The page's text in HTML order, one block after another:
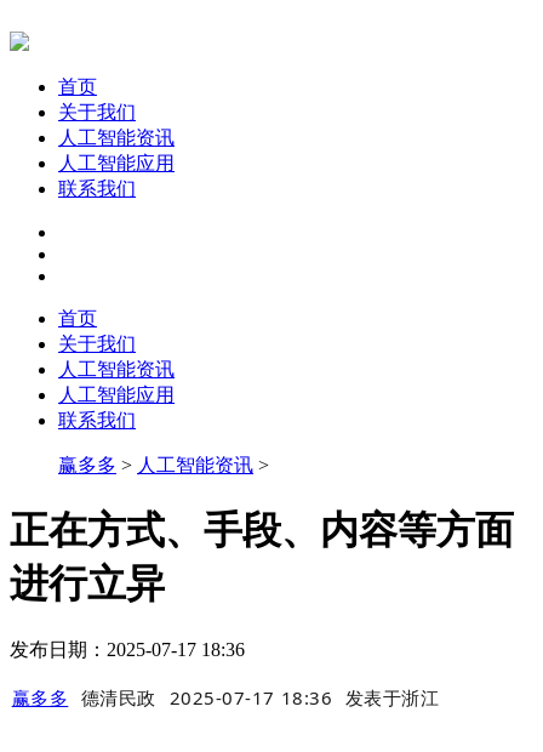
首页
关于我们
人工智能资讯
人工智能应用
联系我们
首页
关于我们
人工智能资讯
人工智能应用
联系我们
赢多多 > 人工智能资讯 >
正在方式、手段、内容等方面
进行立异
发布日期：2025-07-17 18:36
赢多多 德清民政 2025-07-17 18:36 发表于浙江